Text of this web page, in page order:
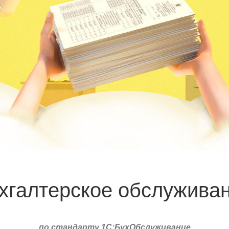
по стандарту 1С:БухОбслуживание